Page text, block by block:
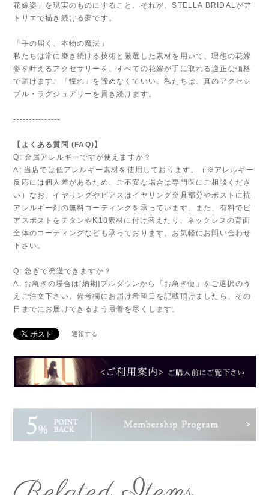
花嫁姿」を現実のものにすること。それが、STELLA BRIDALがア
トリエで描き続ける夢です。
「手の届く、本物の魔法」
私たちは常に磨き続ける技術と厳選した素材を用いて、理想の花嫁
姿を叶えるアクセサリーを、すべての花嫁が手に取れる適正な価格
で届けます。「憧れ」を諦めなくていい。私たちは、真のアクセシ
ブル・ラグジュアリーを貫き続けます。
---------------
【よくある質問 (FAQ)】
Q: 金属アレルギーですが使えますか？
A: 当店では低アレルギー素材を使用しております。（※アレルギー
反応には個人差があるため、ご不安な場合は専門医にご相談くださ
い）なお、イヤリングやピアスはイヤリング金具部分やポストに抗
アレルギー剤の無料コーティングを承っています。また、有料でピ
アスポストをチタンやK18素材に付け替えたり、ネックレスの背面
全体のコーティングなども承っております。お気軽にお問い合わせ
下さい。
Q: 急ぎで発送できますか？
A: お急ぎの場合は[納期]プルダウンから「お急ぎ便」をご選択のう
えご注文下さい。備考欄にお届け希望日を記載頂けましたら、その
日までにお届けできるよう最善を尽くします。
通報する